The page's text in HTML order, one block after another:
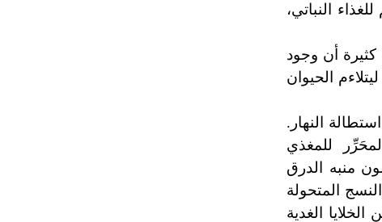
النباتي،
أن وجود
الحيوان
النهار.
للمغذي
منبه الدرق
المتحولة
الغدية